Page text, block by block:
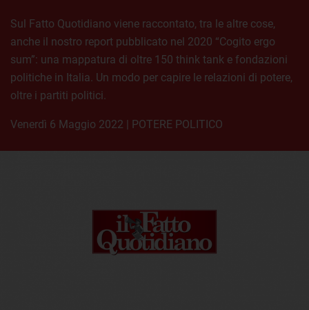
Sul Fatto Quotidiano viene raccontato, tra le altre cose,
anche il nostro report pubblicato nel 2020 “Cogito ergo
sum”: una mappatura di oltre 150 think tank e fondazioni
politiche in Italia. Un modo per capire le relazioni di potere,
oltre i partiti politici.
venerdì 6 Maggio 2022 | POTERE POLITICO